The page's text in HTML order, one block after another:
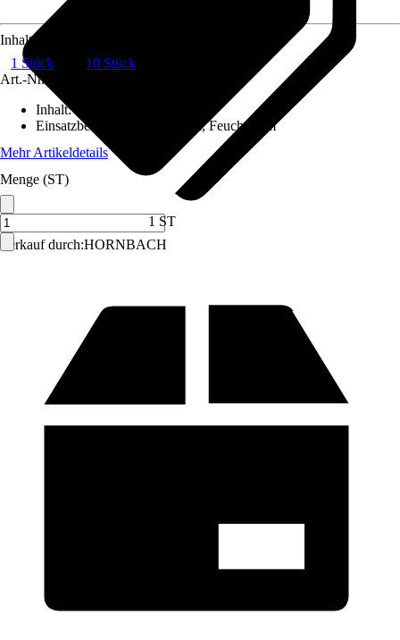
Verkauf durch:HORNBACH
Inhalt
1 Stück
10 Stück
Art.-Nr.
Inhalt:
Einsatzbereich
Außen, Innen, Feuchtraum
Mehr Artikeldetails
Menge (ST)
1 ST